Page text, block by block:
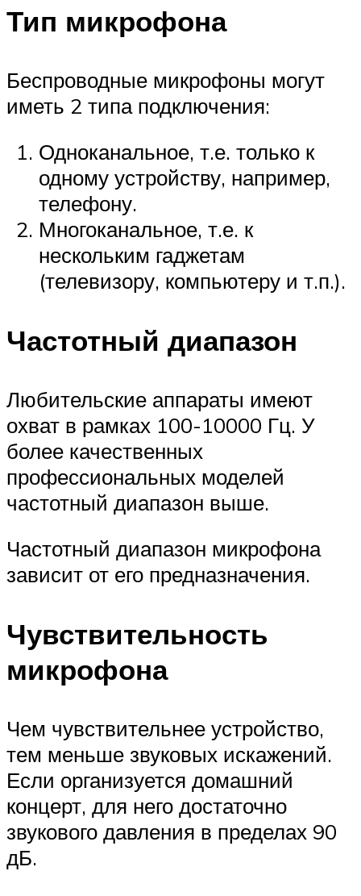
Тип микрофона
Беспроводные микрофоны могут
иметь 2 типа подключения:
Одноканальное, т.е. только к
одному устройству, например,
телефону.
Многоканальное, т.е. к
нескольким гаджетам
(телевизору, компьютеру и т.п.).
Частотный диапазон
Любительские аппараты имеют
охват в рамках 100-10000 Гц. У
более качественных
профессиональных моделей
частотный диапазон выше.
Частотный диапазон микрофона
зависит от его предназначения.
Чувствительность
микрофона
Чем чувствительнее устройство,
тем меньше звуковых искажений.
Если организуется домашний
концерт, для него достаточно
звукового давления в пределах 90
дБ.